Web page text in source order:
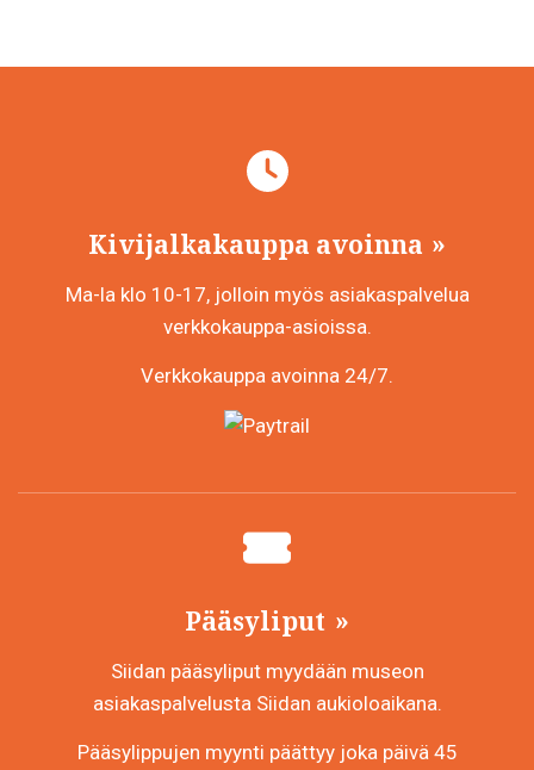
Kivijalkakauppa avoinna
Ma-la klo 10-17, jolloin myös asiakaspalvelua
verkkokauppa-asioissa.
Verkkokauppa avoinna 24/7.
Pääsyliput
Siidan pääsyliput myydään museon
asiakaspalvelusta Siidan aukioloaikana.
Pääsylippujen myynti päättyy joka päivä 45